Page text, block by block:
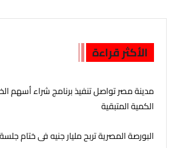
الأكثر قراءة
مدينة مصر تواصل تنفيذ برنامج شراء أسهم
الكمية المتبقية
البورصة المصرية تربح مليار جنيه فى ختام